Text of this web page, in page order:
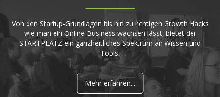
Von den Startup-Grundlagen bis hin zu richtigen Growth Hacks
wie man ein Online-Business wachsen lässt, bietet der
STARTPLATZ ein ganzheitliches Spektrum an Wissen und
Tools.
Mehr erfahren...